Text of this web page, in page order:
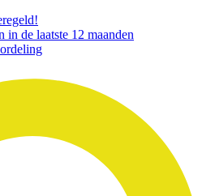
in de laatste 12 maanden